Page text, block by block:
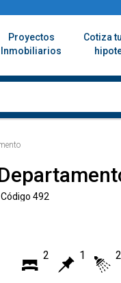
Proyectos
Inmobiliarios
Cotiza
492
2 1 2